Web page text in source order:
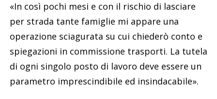
«In così pochi mesi e con il rischio di lasciare
per strada tante famiglie mi appare una
operazione sciagurata su cui chiederò conto e
spiegazioni in commissione trasporti. La tutela
di ogni singolo posto di lavoro deve essere un
parametro imprescindibile ed insindacabile».